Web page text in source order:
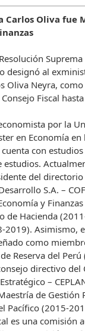
Carlos Oliva fue
Suprema
designó al
Oliva Neyra,
Fiscal
por la
en Economía
con
estudios.
del
S.A. –
y
de Hacienda
2019). Asimismo,
como
Reserva del
directivo del
–
de Gestión
Pacífico (2015-
es una comisión